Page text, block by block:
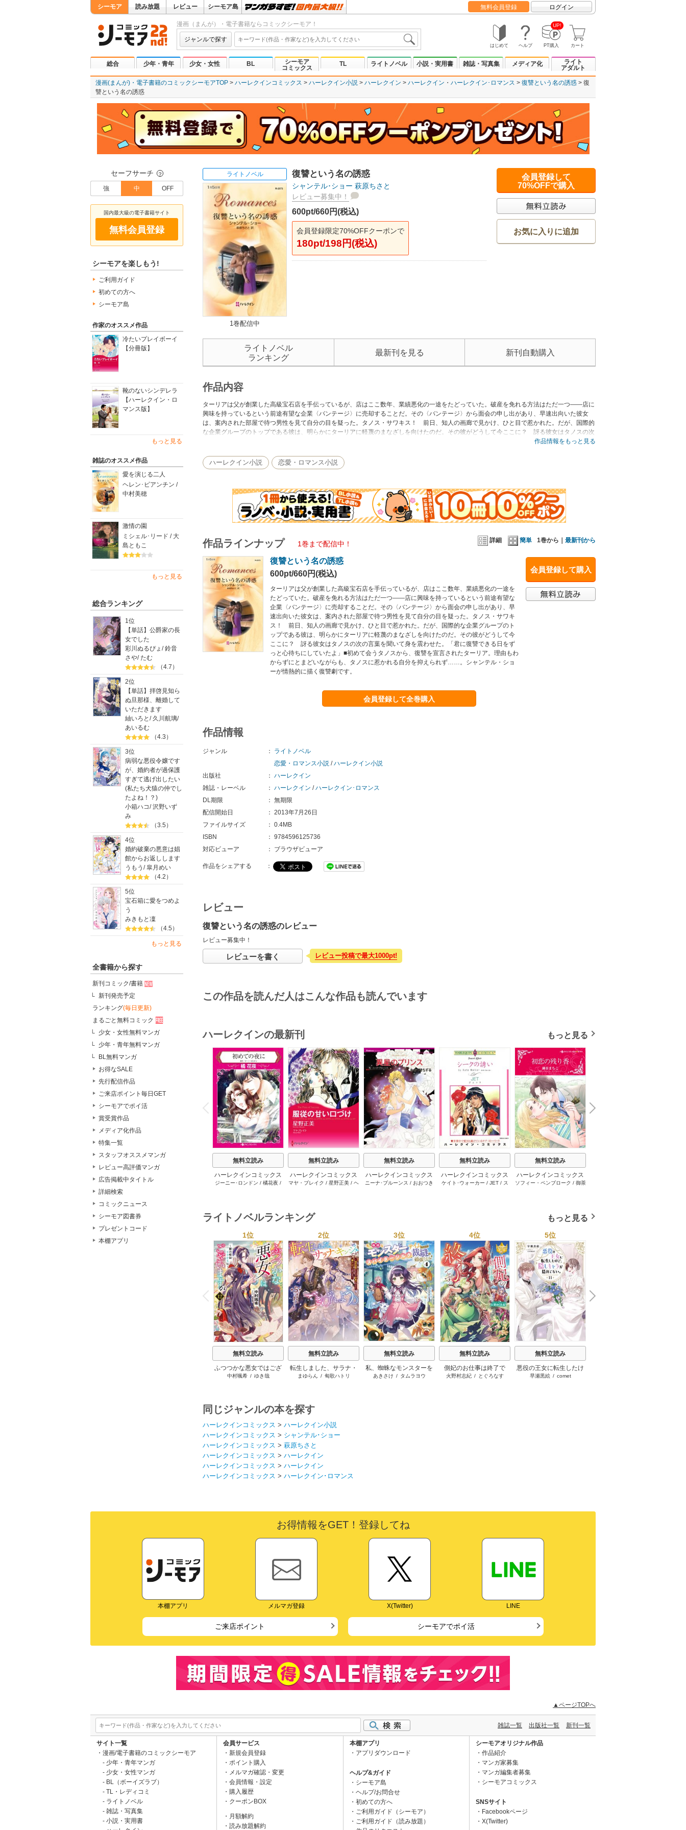
シーモア 読み放題 レビュー シーモア島 無料会員登録 ログイン
漫画（まんが）・電子書籍ならコミックシーモア！
ジャンルで探す
はじめて ヘルプ
UP!
PT購入 カート
総合 少年・青年 少女・女性 BL
シーモア
コミックス
TL ライトノベル 小説・実用書 雑誌・写真集 メディア化
ライト
アダルト
漫画(まんが)・電子書籍のコミックシーモアTOP ハーレクインコミックス ハーレクイン小説 ハーレクイン ハーレクイン ハーレクイン･ロマンス 復讐という名の誘惑
復
讐という名の誘惑
セーフサーチ ？
強 中 OFF
国内最大級の電子書籍サイト
無料会員登録
シーモアを楽しもう!
ご利用ガイド
初めての方へ
シーモア島
作家のオススメ作品
冷たいプレイボーイ
【分冊版】
靴のないシンデレラ
【ハーレクイン・ロ
マンス版】
もっと見る
雑誌のオススメ作品
愛を演じる二人
ヘレン･ビアンチン /
中村美穂
激情の園
ミシェル･リード / 大
島ともこ
もっと見る
総合ランキング
1位
【単話】公爵家の長
女でした
彩川ぬるぴょ /鈴音
さや/たむ
（4.7）
2位
【単話】拝啓見知ら
ぬ旦那様、離婚して
いただきます
紬いろと / 久川航璃/
あいるむ
（4.3）
3位
病弱な悪役令嬢です
が、婚約者が過保護
すぎて逃げ出したい
(私たち犬猿の仲でし
たよね！？)
小箱ハコ/沢野いず
み
（3.5）
4位
婚約破棄の悪意は娼
館からお返しします
うもう /皐月めい
（4.2）
5位
宝石箱に愛をつめよ
う
みきもと凜
（4.5）
もっと見る
全書籍から探す
新刊コミック/書籍
新刊発売予定
ランキング(毎日更新)
まるごと無料コミック
少女・女性無料マンガ
少年・青年無料マンガ
BL無料マンガ
お得なSALE
先行配信作品
ご来店ポイント毎日GET
シーモアでポイ活
賞受賞作品
メディア化作品
特集一覧
スタッフオススメマンガ
レビュー高評価マンガ
広告掲載中タイトル
詳細検索
コミックニュース
シーモア図書券
プレゼントコード
本棚アプリ
ライトノベル
1巻配信中
復讐という名の誘惑
シャンテル･ショー 萩原ちさと
レビュー募集中！
600pt/660円(税込)
会員登録限定70%OFFクーポンで
180pt/198円(税込)
会員登録して
70%OFFで購入
お気に入りに追加
ライトノベル
ランキング
最新刊を見る 新刊自動購入
作品内容
ターリアは父が創業した高級宝石店を手伝っているが、店はここ数年、業績悪化の一途をたどっていた。破産を免れる方法はただ一つ――店に
興味を持っているという前途有望な企業〈バンテージ〉に売却することだ。その〈バンテージ〉から面会の申し出があり、早速出向いた彼女
は、案内された部屋で待つ男性を見て自分の目を疑った。タノス・サワキス！ 前日、知人の画廊で見かけ、ひと目で惹かれた。だが、国際的
な企業グループのトップである彼は、明らかにターリアに軽蔑のまなざしを向けたのだ。その彼がどうして今ここに？ 訝る彼女はタノスの次
の言葉を聞いて身を震わせた。「君に復讐できる日をずっと心待ちにしていたよ」■初めて会うタノスから、復讐を宣言されたターリア。理由
作品情報をもっと見る
ハーレクイン小説 恋愛・ロマンス小説
詳細 簡単 1巻から｜ 最新刊から
作品ラインナップ 1巻まで配信中！
会員登録して購入
復讐という名の誘惑
600pt/660円(税込)
ターリアは父が創業した高級宝石店を手伝っているが、店はここ数年、業績悪化の一途を
たどっていた。破産を免れる方法はただ一つ――店に興味を持っているという前途有望な
企業〈バンテージ〉に売却することだ。その〈バンテージ〉から面会の申し出があり、早
速出向いた彼女は、案内された部屋で待つ男性を見て自分の目を疑った。タノス・サワキ
ス！ 前日、知人の画廊で見かけ、ひと目で惹かれた。だが、国際的な企業グループのト
ップである彼は、明らかにターリアに軽蔑のまなざしを向けたのだ。その彼がどうして今
ここに？ 訝る彼女はタノスの次の言葉を聞いて身を震わせた。「君に復讐できる日をず
っと心待ちにしていたよ」■初めて会うタノスから、復讐を宣言されたターリア。理由もわ
からずにとまどいながらも、タノスに惹かれる自分を抑えられず……。シャンテル・ショ
ーが情熱的に描く復讐劇です。
会員登録して全巻購入
作品情報
ジャンル ：
ライトノベル
恋愛・ロマンス小説 /ハーレクイン小説
出版社
： ハーレクイン
雑誌・レーベル
： ハーレクイン /ハーレクイン･ロマンス
DL期限
： 無期限
配信開始日
： 2013年7月26日
ファイルサイズ
： 0.4MB
ISBN
： 9784596125736
対応ビューア
： ブラウザビューア
作品をシェアする ：
レビュー
復讐という名の誘惑のレビュー
レビュー募集中！
レビューを書く レビュー投稿で最大1000pt!
この作品を読んだ人はこんな作品も読んでいます
ハーレクインの最新刊 もっと見る
P
r
e
i
o
u
s
無料立読み
ハーレクインコミックス
セット 2026年 vol.1064
ジーニー･ロンドン / 橘花夜 /
無料立読み
ハーレクインコミックス
セット 2026年 vol.1002
マヤ・ブレイク / 星野正美 / ヘ
無料立読み
ハーレクインコミックス
セット 2026年 vol.1063
ニーナ･ブルーンス / おおつき
無料立読み
ハーレクインコミックス
セット 2026年 vol.1001
ケイト･ウォーカー / JET/ ス
無料立読み
ハーレクインコミックス
セット 2026年 vol.1062
ソフィー・ペンブローク / 御茶
一ノ関りん子
N
e
x
t
ライトノベルランキング もっと見る
P
r
e
v
i
o
u
s
1位
無料立読み
ふつつかな悪女ではござ
いますが
中村颯希/ ゆき哉
2位
無料立読み
転生しました、サラナ・
キンジェです。ごきげん
まゆらん / 匈歌ハトリ
3位
無料立読み
私、蜘蛛なモンスターを
テイムしたので、スパイ
あきさけ / タムラヨウ
4位
無料立読み
側妃のお仕事は終了で
す。
火野村志紀 / とぐろなす
5位
無料立読み
悪役の王女に転生したけ
ど、隠しキャラが隠れて
早瀬黒絵/ comet
N
e
x
t
同じジャンルの本を探す
ハーレクインコミックス > ハーレクイン小説
ハーレクインコミックス > シャンテル･ショー
ハーレクインコミックス > 萩原ちさと
ハーレクインコミックス > ハーレクイン
ハーレクインコミックス > ハーレクイン
ハーレクインコミックス > ハーレクイン･ロマンス
お得情報をGET！登録してね
本棚アプリ メルマガ登録 X(Twitter) LINE
ご来店ポイント シーモアでポイ活
▲ページTOPへ
雑誌一覧 出版社一覧 新刊一覧
サイト一覧
漫画/電子書籍のコミックシーモア
少年・青年マンガ
少女・女性マンガ
BL（ボーイズラブ）
TL・レディコミ
ライトノベル
雑誌・写真集
小説・実用書
会員サービス
新規会員登録
ポイント購入
メルマガ確認・変更
会員情報・設定
購入履歴
クーポンBOX
月額解約
読み放題解約
本棚アプリ
アプリダウンロード
ヘルプ&ガイド
シーモア島
ヘルプ/お問合せ
初めての方へ
ご利用ガイド（シーモア）
ご利用ガイド（読み放題）
シーモアオリジナル作品
作品紹介
マンガ家募集
マンガ編集者募集
シーモアコミックス
SNSサイト
Facebookページ
X(Twitter)